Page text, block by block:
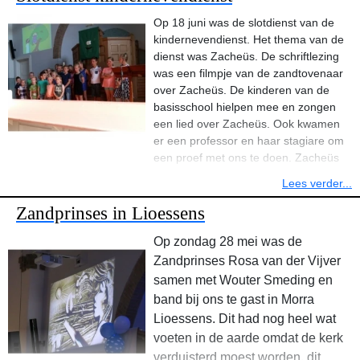
Dadelcake
Hiervoor hebt u nodig:
180 gr dadels
150 gr boter
poedersuiker
( ev. 25 gr geschaafde amandelen)
Breng de dadels met 300 ml water aan de kook en kook ze dan 15
min. op laag vuur tot de dadels uit elkaar vallen. Giet het water af.
Op 18 juni was de slotdienst van de
kindernevendienst. Het thema van de
dienst was Zacheüs. De schriftlezing
was een filmpje van de zandtovenaar
over Zacheüs. De kinderen van de
basisschool hielpen mee en zongen
een lied over Zacheüs. Ook kwamen
er een professor en haar stagiare om
een proef met ons te doen. Zacheüs
water. Ook de stad werd ermee besmet. Maar toen kwam Jezus
langs en zag Zacheüs staan. Jezus konden we zien als een glas
helder water. Door dit water te vermengen met het vieze water
werd het verbazingwekkend helemaal schoon. Zo wil God ook in
ons hart werken en wonen.
Anna Feenstra, Elisabeth Schregardus en Folkert Jelmer namen
afscheid. Zij gaan na de vakantie naar het voortgezet onderwijs in
Dokkum. Ze kregen het boekje contact van J.A. Berg.
Lees verder...
Zandprinses in Lioessens
Op zondag 28 mei was de
Zandprinses Rosa van der Vijver
samen met Wouter Smeding en
band bij ons te gast in Morra
Lioessens. Dit had nog heel wat
voeten in de aarde omdat de kerk